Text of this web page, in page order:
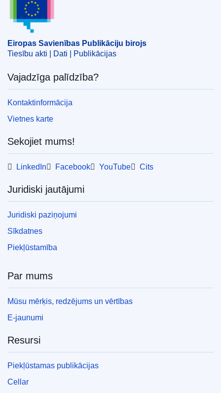
Eiropas Savienības Publikāciju birojs
Tiesību akti | Dati | Publikācijas
Vajadzīga palīdzība?
Kontaktinformācija
Vietnes karte
Sekojiet mums!
LinkedIn Facebook YouTube Cits
Juridiski jautājumi
Juridiski paziņojumi
Sīkdatnes
Piekļūstamība
Par mums
Mūsu mērķis, redzējums un vērtības
E-jaunumi
Resursi
Piekļūstamas publikācijas
Cellar